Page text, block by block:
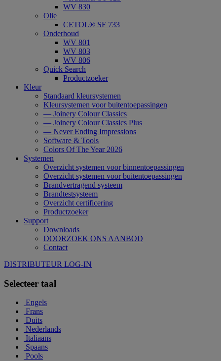
WV 830
Olie
CETOL® SF 733
Onderhoud
WV 801
WV 803
WV 806
Quick Search
Productzoeker
Kleur
Standaard kleursystemen
Kleursystemen voor buitentoepassingen
— Joinery Colour Classics
— Joinery Colour Classics Plus
— Never Ending Impressions
Software & Tools
Colors Of The Year 2026
Systemen
Overzicht systemen voor binnentoepassingen
Overzicht systemen voor buitentoepassingen
Brandvertragend systeem
Brandtestsysteem
Overzicht certificering
Productzoeker
Support
Downloads
DOORZOEK ONS AANBOD
Contact
DISTRIBUTEUR LOG-IN
Selecteer taal
Engels
Frans
Duits
Nederlands
Italiaans
Spaans
Pools